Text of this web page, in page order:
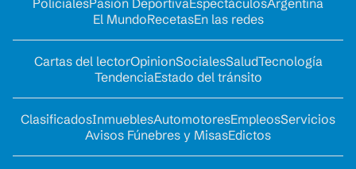
PolicialesPasión DeportivaEspectáculosArgentina
El MundoRecetasEn las redes
Cartas del lectorOpinionSocialesSaludTecnología
TendenciaEstado del tránsito
ClasificadosInmueblesAutomotoresEmpleosServicios
Avisos Fúnebres y MisasEdictos